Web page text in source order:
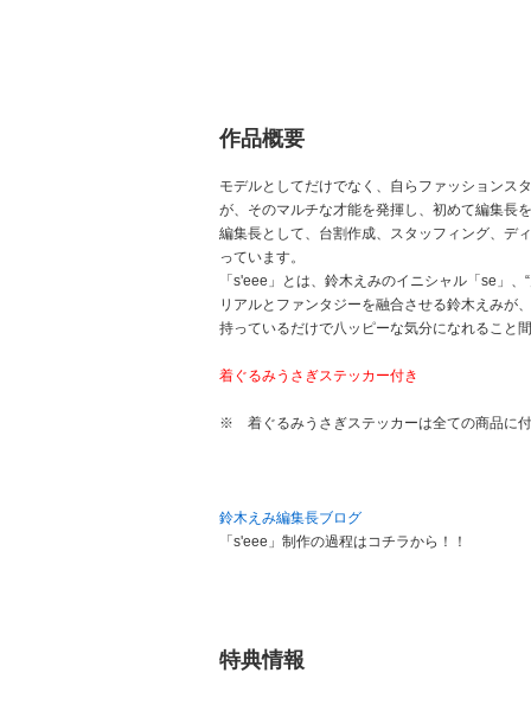
作品概要
モデルとしてだけでなく、自らファッションス
が、そのマルチな才能を発揮し、初めて編集長
編集長として、台割作成、スタッフィング、デ
っています。
「s'eee」とは、鈴木えみのイニシャル「se」
リアルとファンタジーを融合させる鈴木えみが
持っているだけで八ッピーな気分になれること
着ぐるみうさぎステッカー付き
※ 着ぐるみうさぎステッカーは全ての商品に
鈴木えみ編集長ブログ
「s'eee」制作の過程はコチラから！！
特典情報